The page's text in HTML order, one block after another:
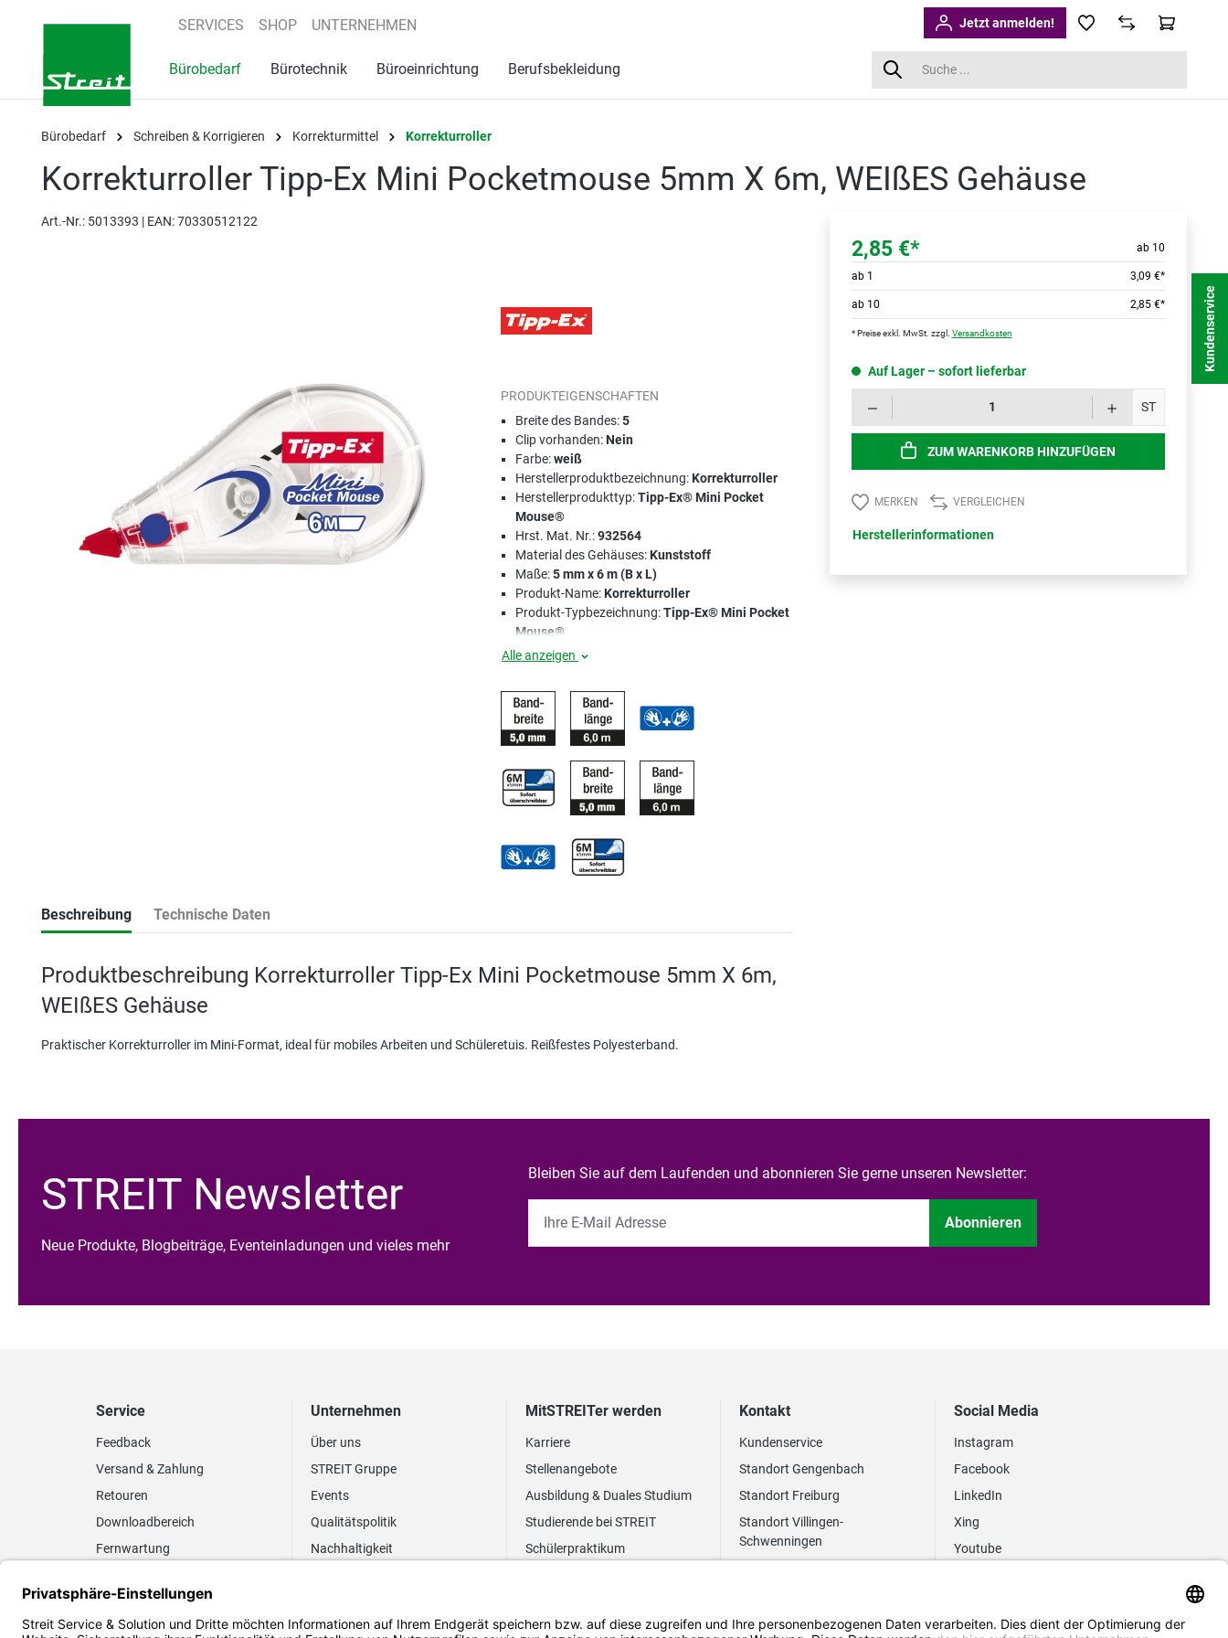
Zur Hauptnavigation springen
SERVICES SHOP UNTERNEHMEN Jetzt anmelden!
Bürobedarf Bürotechnik Büroeinrichtung Berufsbekleidung
Bürobedarf Schreiben & Korrigieren Korrekturmittel Korrekturroller
Korrekturroller Tipp-Ex Mini Pocketmouse 5mm X 6m, WEIßES Gehäuse
Art.-Nr.: 5013393 | EAN: 70330512122
PRODUKTEIGENSCHAFTEN
Breite des Bandes:5
Clip vorhanden:Nein
Farbe:weiß
Herstellerproduktbezeichnung:Korrekturroller
Herstellerprodukttyp:Tipp-Ex® Mini Pocket
Mouse®
Hrst. Mat. Nr.:932564
Material des Gehäuses:Kunststoff
Maße:5 mm x 6 m (B x L)
Produkt-Name:Korrekturroller
Produkt-Typbezeichnung:Tipp-Ex® Mini Pocket
Mouse®
Alle anzeigen
Beschreibung Technische Daten
Produktbeschreibung Korrekturroller Tipp-Ex Mini Pocketmouse 5mm X 6m,
WEIßES Gehäuse
Praktischer Korrekturroller im Mini-Format, ideal für mobiles Arbeiten und Schüleretuis. Reißfestes Polyesterband.
2,85 €* ab 10
ab 1 3,09 €*
ab 10 2,85 €*
* Preise exkl. MwSt. zzgl. Versandkosten
Auf Lager – sofort lieferbar
ST
ZUM WARENKORB HINZUFÜGEN
MERKEN VERGLEICHEN
Herstellerinformationen
STREIT Newsletter
Neue Produkte, Blogbeiträge, Eventeinladungen und vieles mehr
Bleiben Sie auf dem Laufenden und abonnieren Sie gerne unseren Newsletter:
Abonnieren
Service
Feedback
Versand & Zahlung
Retouren
Downloadbereich
Fernwartung
Elektronischer
Rechnungsversand
Unternehmen
Über uns
STREIT Gruppe
Events
Qualitätspolitik
Nachhaltigkeit
MitSTREITer werden
Karriere
Stellenangebote
Ausbildung & Duales Studium
Studierende bei STREIT
Schülerpraktikum
Kontakt
Kundenservice
Standort Gengenbach
Standort Freiburg
Standort Villingen-
Schwenningen
Social Media
Instagram
Facebook
LinkedIn
Xing
Youtube
Kundenservice